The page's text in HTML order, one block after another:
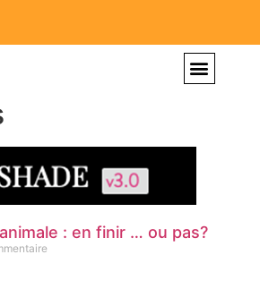
: en finir … ou pas?